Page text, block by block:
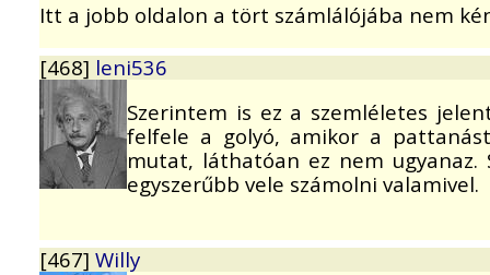
Itt a jobb oldalon a tört számlálójába nem
[468] leni536
Szerintem is ez a szemléletes
felfele a golyó, amikor a
mutat, láthatóan ez nem ugyanaz.
egyszerűbb vele számolni valamivel.
[467] Willy